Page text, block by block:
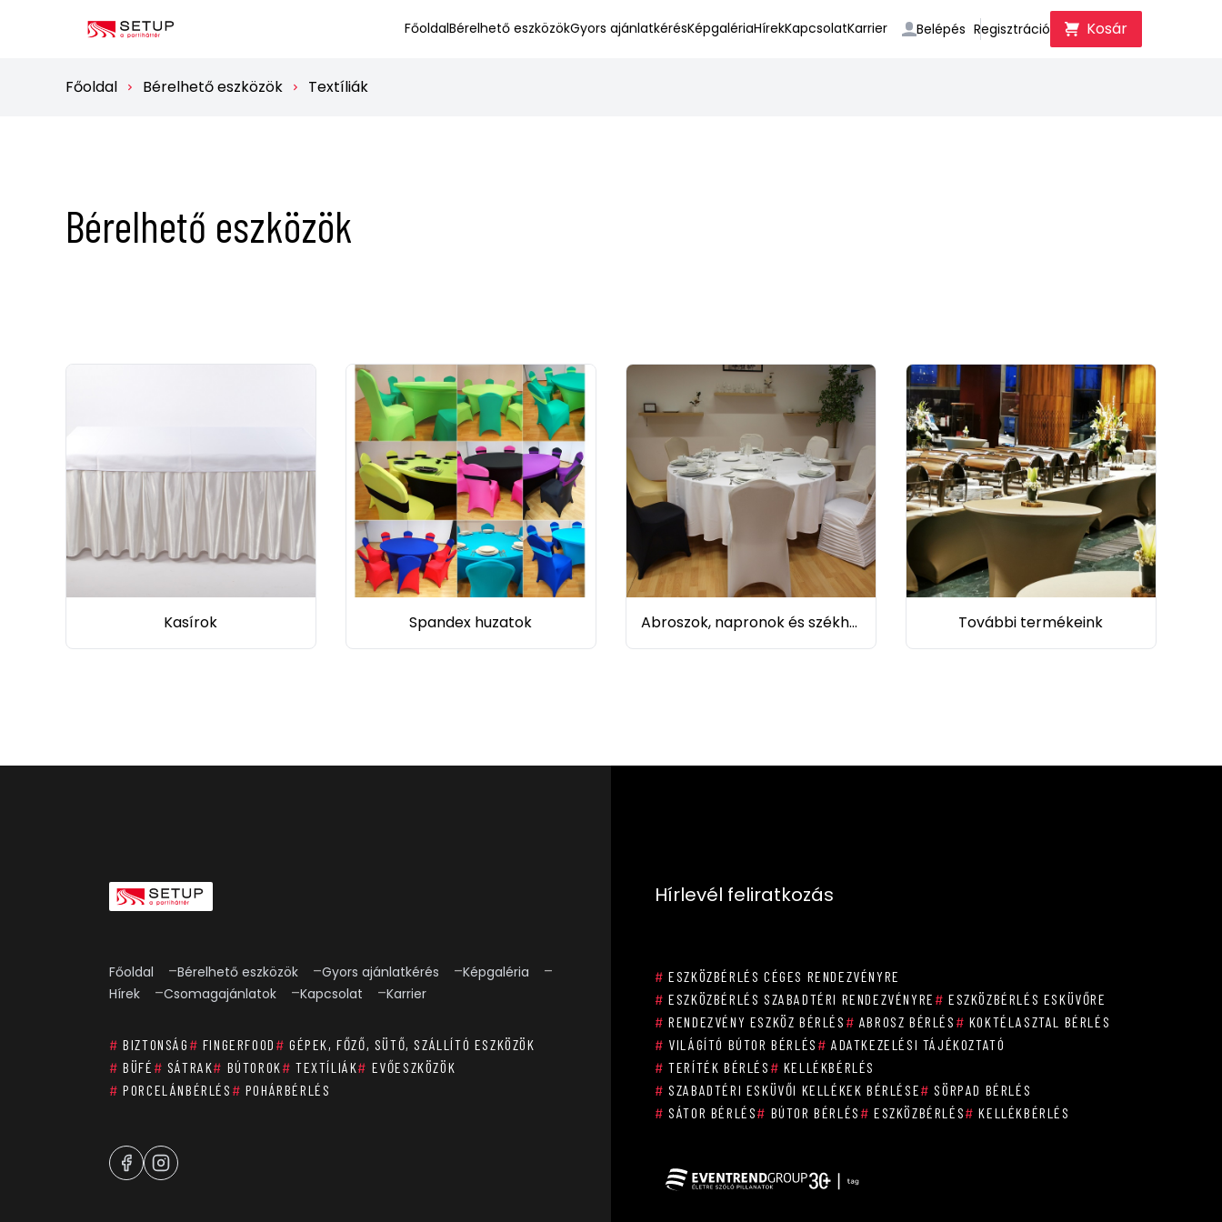
FőoldalBérelhető eszközökGyors ajánlatkérésKépgalériaHírekKapcsolatKarrier Belépés Regisztráció Kosár
Főoldal Bérelhető eszközök Textíliák
Bérelhető eszközök
Kasírok Spandex huzatok Abroszok, napronok és székhuzatok További termékeink
Főoldal Bérelhető eszközök Gyors ajánlatkérés
Képgaléria
Hírek
Csomagajánlatok Kapcsolat Karrier
# BIZTONSÁG # FINGERFOOD # GÉPEK, FŐZŐ, SÜTŐ, SZÁLLÍTÓ ESZKÖZÖK
# BÜFÉ # SÁTRAK# BÚTOROK# TEXTÍLIÁK# EVŐESZKÖZÖK
# PORCELÁNBÉRLÉS # POHÁRBÉRLÉS
Hírlevél feliratkozás
# ESZKÖZBÉRLÉS CÉGES RENDEZVÉNYRE
# ESZKÖZBÉRLÉS SZABADTÉRI RENDEZVÉNYRE # ESZKÖZBÉRLÉS ESKÜVŐRE
# RENDEZVÉNY ESZKÖZ BÉRLÉS # ABROSZ BÉRLÉS # KOKTÉLASZTAL BÉRLÉS
# VILÁGÍTÓ BÚTOR BÉRLÉS # ADATKEZELÉSI TÁJÉKOZTATÓ
# TERÍTÉK BÉRLÉS # KELLÉKBÉRLÉS
# SZABADTÉRI ESKÜVŐI KELLÉKEK BÉRLÉSE# SÖRPAD BÉRLÉS
# SÁTOR BÉRLÉS# BÚTOR BÉRLÉS # ESZKÖZBÉRLÉS# KELLÉKBÉRLÉS